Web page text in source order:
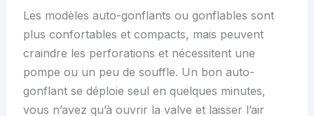
Les modèles auto-gonflants ou gonflables sont
plus confortables et compacts, mais peuvent
craindre les perforations et nécessitent une
pompe ou un peu de souffle. Un bon auto-
gonflant se déploie seul en quelques minutes,
vous n’avez qu’à ouvrir la valve et laisser l’air